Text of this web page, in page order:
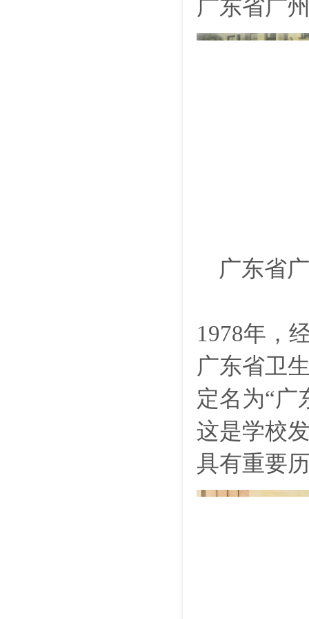
广东省广
广东省
1978年，
广东省卫
定名为“广
这是学校
具有重要